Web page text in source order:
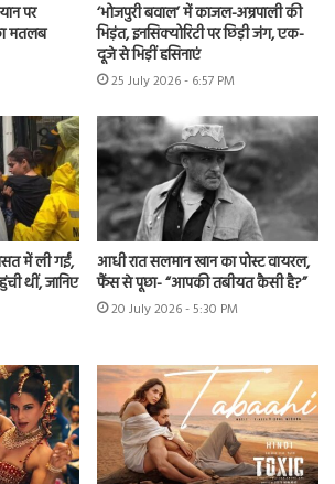
पर
मतलब
‘भोजपुरी बवाल’ में काजल-अम्रपाली की
भिड़ंत, इनसिक्योरिटी पर छिड़ी जंग, एक-
दूजे से भिड़ीं हसिनाएं
25 July 2026 - 6:57 PM
में ली गईं,
थीं, जानिए
आधी रात सलमान खान का पोस्ट वायरल,
फैंस से पूछा- “आपकी तबीयत कैसी है?”
20 July 2026 - 5:30 PM